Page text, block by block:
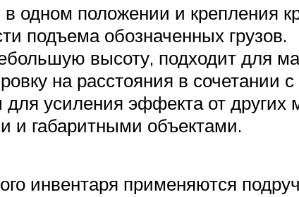
положении и крепления
подъема обозначенных грузов.
высоту, подходит для
на расстояния в сочетании с
усиления эффекта от других
и габаритными объектами.
инвентаря применяются